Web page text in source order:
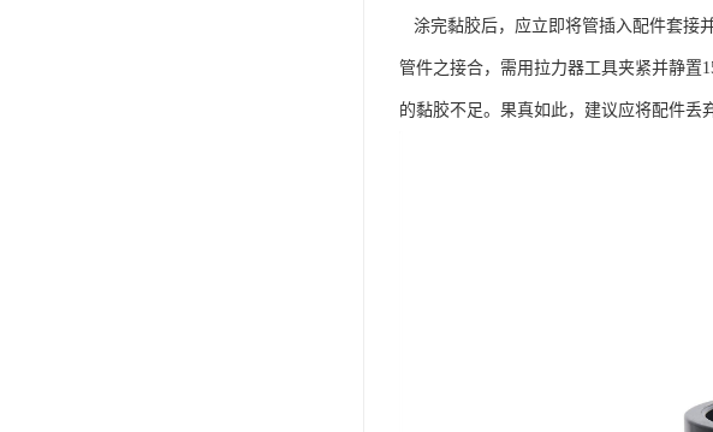
涂完黏胶后，应立即将管插入配件套接
管件之接合，需用拉力器工具夹紧并静置
的黏胶不足。果真如此，建议应将配件丢